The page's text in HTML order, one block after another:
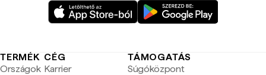
TERMÉK
Országok
CÉG
Karrier
TÁMOGATÁS
Súgóközpont